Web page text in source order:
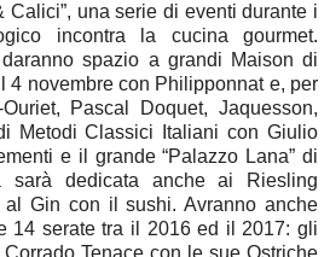
Calici”, una serie di eventi durante i
incontra la cucina gourmet.
daranno spazio a grandi Maison di
4 novembre con Philipponnat e, per
Pascal Doquet, Jaquesson,
Metodi Classici Italiani con Giulio
e il grande “Palazzo Lana” di
sarà dedicata anche ai Riesling
Gin con il sushi. Avranno anche
14 serate tra il 2016 ed il 2017: gli